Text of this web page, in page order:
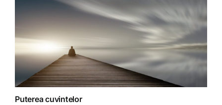
Puterea cuvintelor